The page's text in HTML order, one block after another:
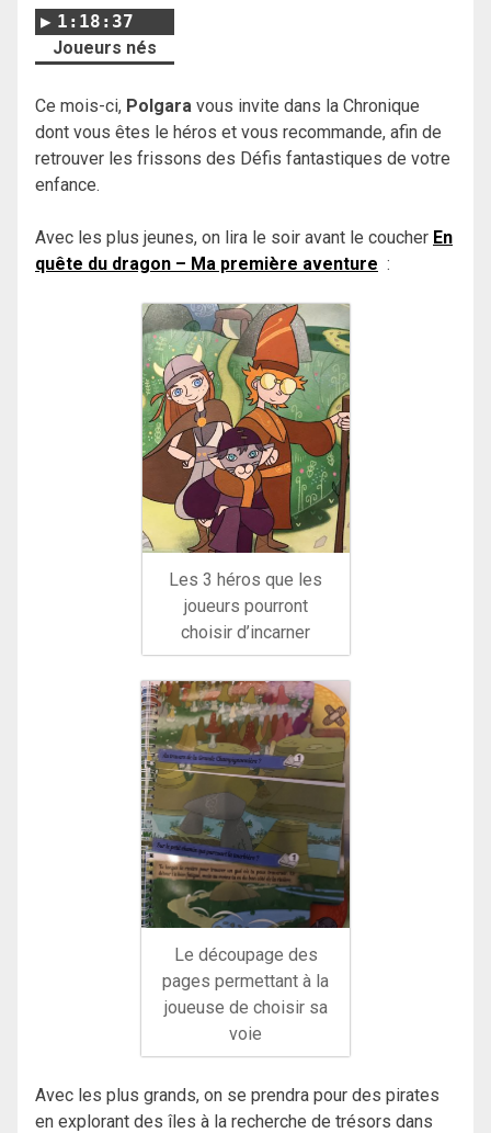
1:18:37
Joueurs nés
Ce mois-ci, Polgara vous invite dans la Chronique
dont vous êtes le héros et vous recommande, afin de
retrouver les frissons des Défis fantastiques de votre
enfance.
Avec les plus jeunes, on lira le soir avant le coucher En
quête du dragon – Ma première aventure :
Les 3 héros que les
joueurs pourront
choisir d’incarner
Le découpage des
pages permettant à la
joueuse de choisir sa
voie
Avec les plus grands, on se prendra pour des pirates
en explorant des îles à la recherche de trésors dans